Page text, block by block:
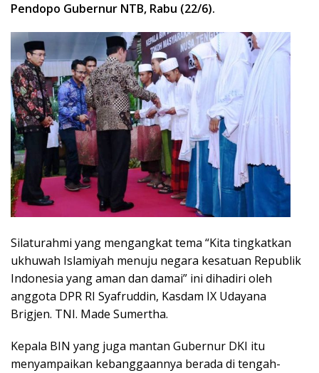
Pendopo Gubernur NTB, Rabu (22/6).
Silaturahmi yang mengangkat tema “Kita tingkatkan
ukhuwah Islamiyah menuju negara kesatuan Republik
Indonesia yang aman dan damai” ini dihadiri oleh
anggota DPR RI Syafruddin, Kasdam IX Udayana
Brigjen. TNI. Made Sumertha.
Kepala BIN yang juga mantan Gubernur DKI itu
menyampaikan kebanggaannya berada di tengah-